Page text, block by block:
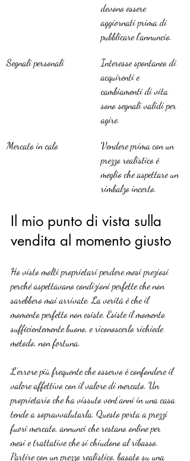
devono essere
aggiornati prima di
pubblicare l’annuncio.
Segnali personali
Interesse spontaneo di
acquirenti e
cambiamenti di vita
sono segnali validi per
agire.
Mercato in calo
Vendere prima con un
prezzo realistico è
meglio che aspettare un
rimbalzo incerto.
Il mio punto di vista sulla
vendita al momento giusto
Ho visto molti proprietari perdere mesi preziosi
perché aspettavano condizioni perfette che non
sarebbero mai arrivate. La verità è che il
momento perfetto non esiste. Esiste il momento
sufficientemente buono, e riconoscerlo richiede
metodo, non fortuna.
L’errore più frequente che osservo è confondere il
valore affettivo con il valore di mercato. Un
proprietario che ha vissuto vent’anni in una casa
tende a sopravvalutarla. Questo porta a prezzi
fuori mercato, annunci che restano online per
mesi e trattative che si chiudono al ribasso.
Partire con un prezzo realistico, basato su una